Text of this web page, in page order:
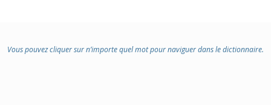
Vous pouvez cliquer sur n’importe quel mot pour naviguer dans le dictionnaire.